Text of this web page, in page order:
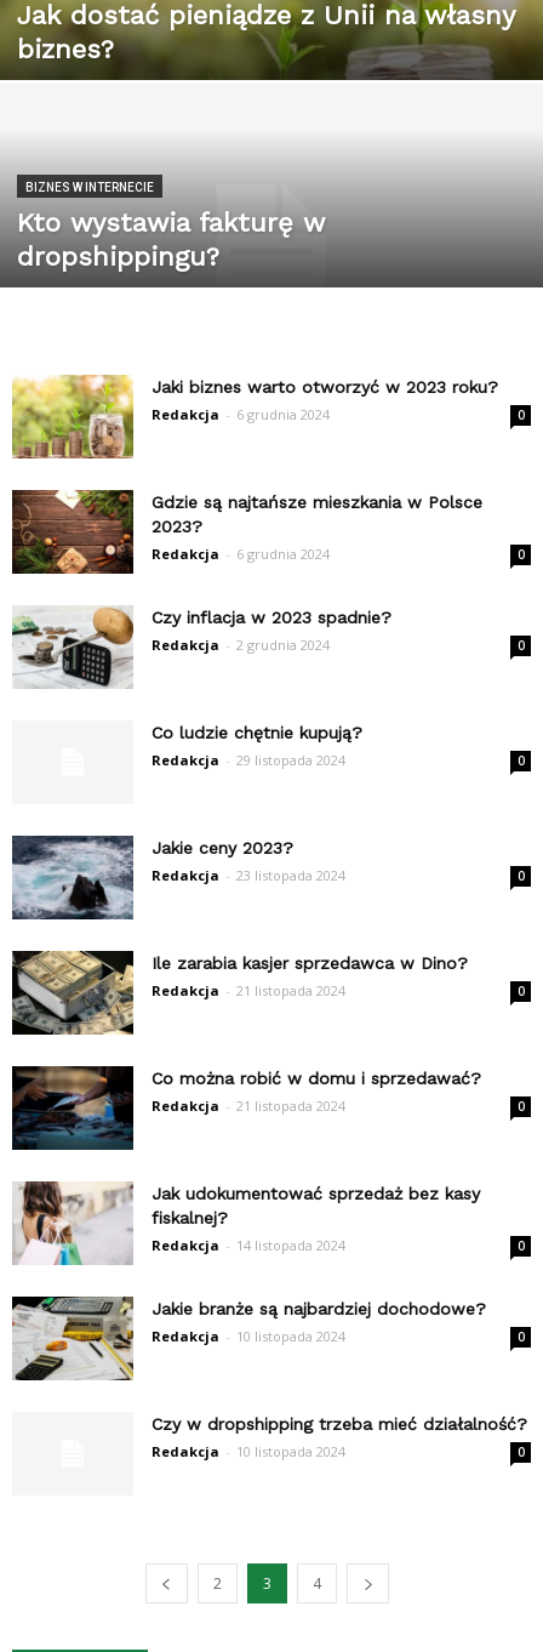
Jak dostać pieniądze z Unii na własny
biznes?
BIZNES W INTERNECIE
Kto wystawia fakturę w
dropshippingu?
Jaki biznes warto otworzyć w 2023 roku?
Redakcja - 6 grudnia 2024 0
Gdzie są najtańsze mieszkania w Polsce
2023?
Redakcja - 6 grudnia 2024 0
Czy inflacja w 2023 spadnie?
Redakcja - 2 grudnia 2024 0
Co ludzie chętnie kupują?
Redakcja - 29 listopada 2024 0
Jakie ceny 2023?
Redakcja - 23 listopada 2024 0
Ile zarabia kasjer sprzedawca w Dino?
Redakcja - 21 listopada 2024 0
Co można robić w domu i sprzedawać?
Redakcja - 21 listopada 2024 0
Jak udokumentować sprzedaż bez kasy
fiskalnej?
Redakcja - 14 listopada 2024 0
Jakie branże są najbardziej dochodowe?
Redakcja - 10 listopada 2024 0
Czy w dropshipping trzeba mieć działalność?
Redakcja - 10 listopada 2024 0
2 3 4